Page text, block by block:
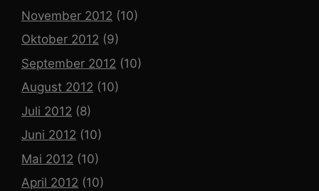
November 2012 (10)
Oktober 2012 (9)
September 2012 (10)
August 2012 (10)
Juli 2012 (8)
Juni 2012 (10)
Mai 2012 (10)
April 2012 (10)